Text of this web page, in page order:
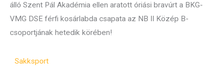
álló Szent Pál Akadémia ellen aratott óriási bravúrt a BKG-
VMG DSE férfi kosárlabda csapata az NB II Közép B-
csoportjának hetedik körében!
Sakksport